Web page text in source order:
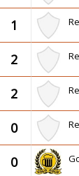
1
2
2
0
0